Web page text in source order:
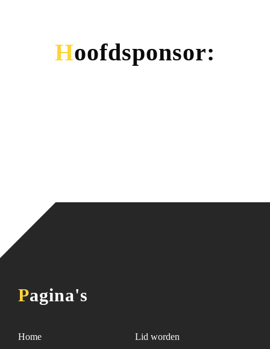
Hoofdsponsor:
Pagina's
Home Lid worden